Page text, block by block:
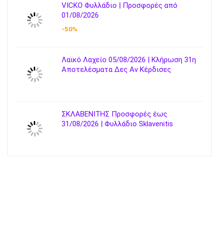
VICKO Φυλλάδιο | Προσφορές από
01/08/2026
-50%
Λαϊκό Λαχείο 05/08/2026 | Κλήρωση 31η
Αποτελέσματα Δες Αν Κέρδισες
ΣΚΛΑΒΕΝΙΤΗΣ Προσφορές έως
31/08/2026 | Φυλλάδιο Sklavenitis